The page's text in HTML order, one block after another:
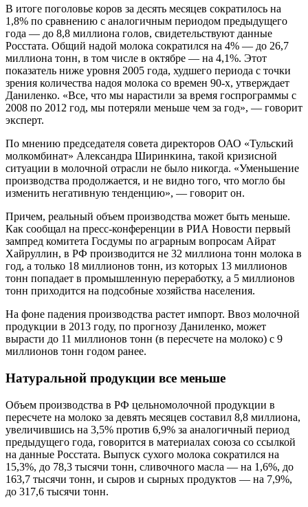
В итоге поголовье коров за десять месяцев сократилось на
1,8% по сравнению с аналогичным периодом предыдущего
года — до 8,8 миллиона голов, свидетельствуют данные
Росстата. Общий надой молока сократился на 4% — до 26,7
миллиона тонн, в том числе в октябре — на 4,1%. Этот
показатель ниже уровня 2005 года, худшего периода с точки
зрения количества надоя молока со времен 90-х, утверждает
Даниленко. «Все, что мы нарастили за время госпрограммы с
2008 по 2012 год, мы потеряли меньше чем за год», — говорит
эксперт.
По мнению председателя совета директоров ОАО «Тульский
молкомбинат» Александра Ширинкина, такой кризисной
ситуации в молочной отрасли не было никогда. «Уменьшение
производства продолжается, и не видно того, что могло бы
изменить негативную тенденцию», — говорит он.
Причем, реальный объем производства может быть меньше.
Как сообщал на пресс-конференции в РИА Новости первый
зампред комитета Госдумы по аграрным вопросам Айрат
Хайруллин, в РФ производится не 32 миллиона тонн молока в
год, а только 18 миллионов тонн, из которых 13 миллионов
тонн попадает в промышленную переработку, а 5 миллионов
тонн приходится на подсобные хозяйства населения.
На фоне падения производства растет импорт. Ввоз молочной
продукции в 2013 году, по прогнозу Даниленко, может
вырасти до 11 миллионов тонн (в пересчете на молоко) с 9
миллионов тонн годом ранее.
Натуральной продукции все меньше
Объем производства в РФ цельномолочной продукции в
пересчете на молоко за девять месяцев составил 8,8 миллиона,
увеличившись на 3,5% против 6,9% за аналогичный период
предыдущего года, говорится в материалах союза со ссылкой
на данные Росстата. Выпуск сухого молока сократился на
15,3%, до 78,3 тысячи тонн, сливочного масла — на 1,6%, до
163,7 тысячи тонн, и сыров и сырных продуктов — на 7,9%,
до 317,6 тысячи тонн.